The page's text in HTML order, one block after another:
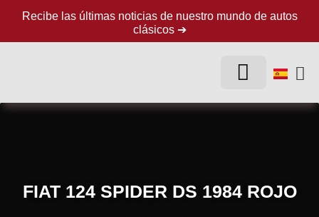
Recibe las últimas noticias de nuestro mundo de autos
clásicos ➔
FIAT 124 SPIDER DS 1984 ROJO